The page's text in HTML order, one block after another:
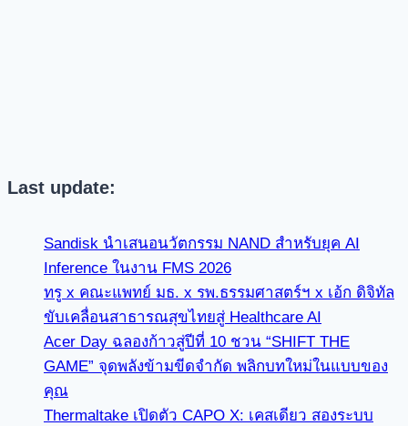
Last update:
Sandisk นำเสนอนวัตกรรม NAND สำหรับยุค AI
Inference ในงาน FMS 2026
ทรู x คณะแพทย์ มธ. x รพ.ธรรมศาสตร์ฯ x เอ้ก ดิจิทัล
ขับเคลื่อนสาธารณสุขไทยสู่ Healthcare AI
Acer Day ฉลองก้าวสู่ปีที่ 10 ชวน “SHIFT THE
GAME” จุดพลังข้ามขีดจำกัด พลิกบทใหม่ในแบบของ
คุณ
Thermaltake เปิดตัว CAPO X: เคสเดียว สองระบบ